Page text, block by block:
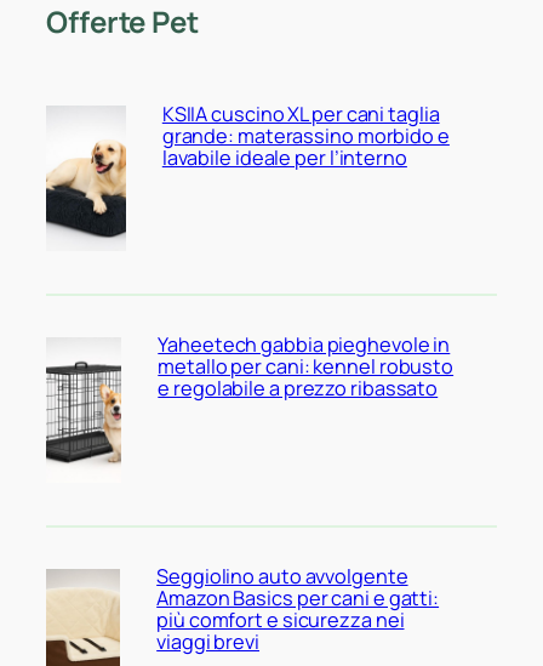
Offerte Pet
KSIIA cuscino XL per cani taglia
grande: materassino morbido e
lavabile ideale per l’interno
Yaheetech gabbia pieghevole in
metallo per cani: kennel robusto
e regolabile a prezzo ribassato
Seggiolino auto avvolgente
Amazon Basics per cani e gatti:
più comfort e sicurezza nei
viaggi brevi